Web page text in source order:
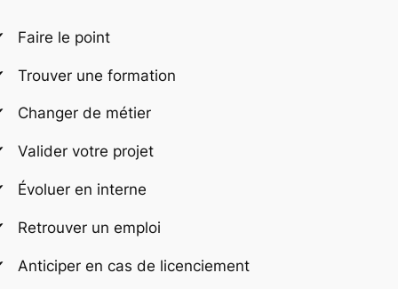
le point
une formation
de métier
votre projet
en interne
un emploi
en cas de licenciement